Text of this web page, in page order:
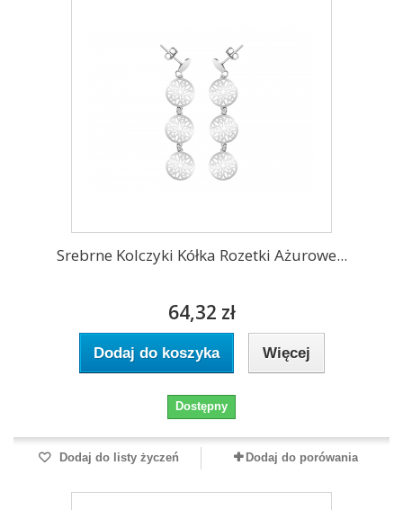
Srebrne Kolczyki Kółka Rozetki Ażurowe...
64,32 zł
Dodaj do koszyka Więcej
Dostępny
Dodaj do listy życzeń Dodaj do porówania